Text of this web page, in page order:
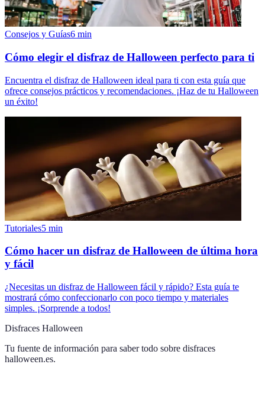
Consejos y Guías6 min
Cómo elegir el disfraz de Halloween perfecto para ti
Encuentra el disfraz de Halloween ideal para ti con esta guía que
ofrece consejos prácticos y recomendaciones. ¡Haz de tu Halloween
un éxito!
Tutoriales5 min
Cómo hacer un disfraz de Halloween de última hora
y fácil
¿Necesitas un disfraz de Halloween fácil y rápido? Esta guía te
mostrará cómo confeccionarlo con poco tiempo y materiales
simples. ¡Sorprende a todos!
Disfraces Halloween
Tu fuente de información para saber todo sobre disfraces
halloween.es.